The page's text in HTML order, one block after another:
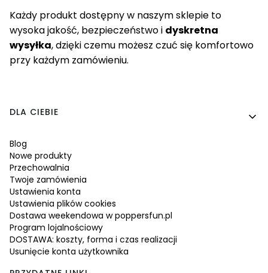
Każdy produkt dostępny w naszym sklepie to
wysoka jakość, bezpieczeństwo i dyskretna
wysyłka, dzięki czemu możesz czuć się komfortowo
przy każdym zamówieniu.
Linki w stopce
DLA CIEBIE
Blog
Nowe produkty
Przechowalnia
Twoje zamówienia
Ustawienia konta
Ustawienia plików cookies
Dostawa weekendowa w poppersfun.pl
Program lojalnościowy
DOSTAWA: koszty, forma i czas realizacji
Usunięcie konta użytkownika